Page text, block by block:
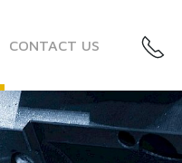
CONTACT US